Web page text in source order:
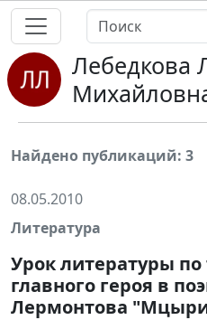
Лебедкова
Найдено публикаций: 3
08.05.2010
Литература
Урок литературы
главного героя в
Лермонтова